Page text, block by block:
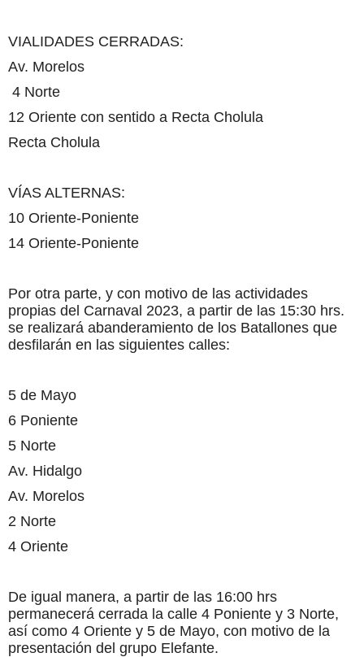
VIALIDADES CERRADAS:
Av. Morelos
4 Norte
12 Oriente con sentido a Recta Cholula
Recta Cholula
VÍAS ALTERNAS:
10 Oriente-Poniente
14 Oriente-Poniente
Por otra parte, y con motivo de las actividades
propias del Carnaval 2023, a partir de las 15:30 hrs.
se realizará abanderamiento de los Batallones que
desfilarán en las siguientes calles:
5 de Mayo
6 Poniente
5 Norte
Av. Hidalgo
Av. Morelos
2 Norte
4 Oriente
De igual manera, a partir de las 16:00 hrs
permanecerá cerrada la calle 4 Poniente y 3 Norte,
así como 4 Oriente y 5 de Mayo, con motivo de la
presentación del grupo Elefante.